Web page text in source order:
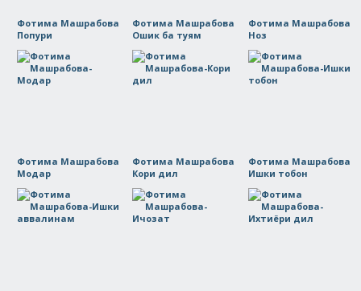
Фотима Машрабова
Попури
Фотима Машрабова
Ошик ба туям
Фотима Машрабова
Ноз
Фотима Машрабова
Модар
Фотима Машрабова
Кори дил
Фотима Машрабова
Ишки тобон